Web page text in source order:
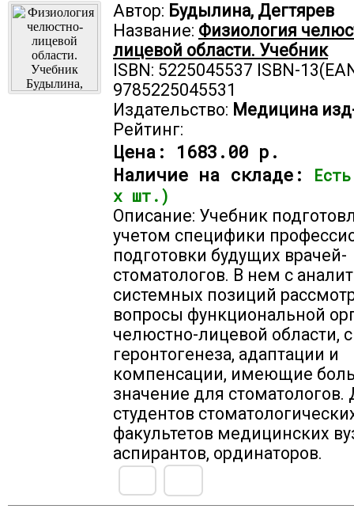
Автор: Будылина, Дегтярев
Название: Физиология
лицевой области. Учебник
ISBN: 5225045537 ISBN-
9785225045531
Издательство: Медицина
Рейтинг:
Цена: 1683.00 р.
Наличие на складе:
х шт.)
Описание: Учебник
учетом специфики
подготовки будущих врачей-
стоматологов. В нем с
системных позиций
вопросы функциональной
челюстно-лицевой области,
геронтогенеза, адаптации и
компенсации, имеющие
значение для стоматологов.
студентов
факультетов медицинских
аспирантов, ординаторов.